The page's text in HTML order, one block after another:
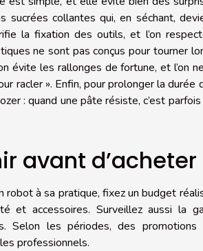
sucrées collantes qui, en séchant,
la fixation des outils, et l’on
ne sont pas conçus pour tourner
évite les rallonges de fortune, et l’on
racler ». Enfin, pour prolonger la
: quand une pâte résiste, c’est
avant
robot à sa pratique, fixez un budget
et accessoires. Surveillez aussi
Selon les périodes, des
professionnels.